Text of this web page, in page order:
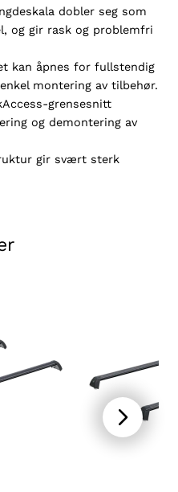
dobler seg som
og gir rask og problemfri
kan åpnes for fullstendig
montering av tilbehør.
grensesnitt
og demontering av
gir svært sterk